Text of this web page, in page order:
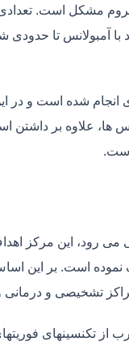
مشکل است.
با آمبولانس تا
انجام شده است و در
ها، علاوه بر داشتن
رود، این مرکز
نموده است. بر این
تشخیصی و
از تکنسینهای